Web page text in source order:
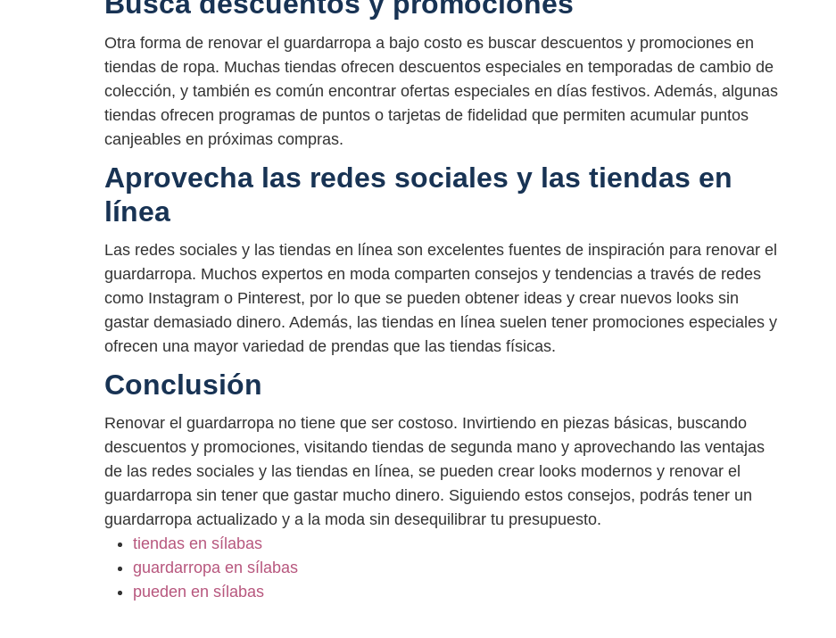
Otra forma de renovar el guardarropa a bajo costo es buscar descuentos y promociones en
tiendas de ropa. Muchas tiendas ofrecen descuentos especiales en temporadas de cambio de
colección, y también es común encontrar ofertas especiales en días festivos. Además, algunas
tiendas ofrecen programas de puntos o tarjetas de fidelidad que permiten acumular puntos
canjeables en próximas compras.
Aprovecha las redes sociales y las tiendas en
línea
Las redes sociales y las tiendas en línea son excelentes fuentes de inspiración para renovar el
guardarropa. Muchos expertos en moda comparten consejos y tendencias a través de redes
como Instagram o Pinterest, por lo que se pueden obtener ideas y crear nuevos looks sin
gastar demasiado dinero. Además, las tiendas en línea suelen tener promociones especiales y
ofrecen una mayor variedad de prendas que las tiendas físicas.
Conclusión
Renovar el guardarropa no tiene que ser costoso. Invirtiendo en piezas básicas, buscando
descuentos y promociones, visitando tiendas de segunda mano y aprovechando las ventajas
de las redes sociales y las tiendas en línea, se pueden crear looks modernos y renovar el
guardarropa sin tener que gastar mucho dinero. Siguiendo estos consejos, podrás tener un
guardarropa actualizado y a la moda sin desequilibrar tu presupuesto.
tiendas en sílabas
guardarropa en sílabas
pueden en sílabas